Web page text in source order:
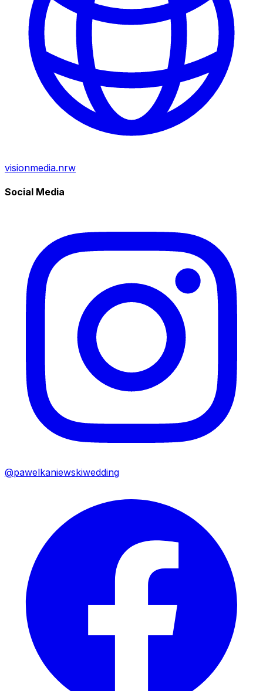
visionmedia.nrw
Social Media
@pawelkaniewskiwedding